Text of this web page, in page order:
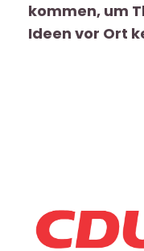
kommen, um
Ideen vor Ort